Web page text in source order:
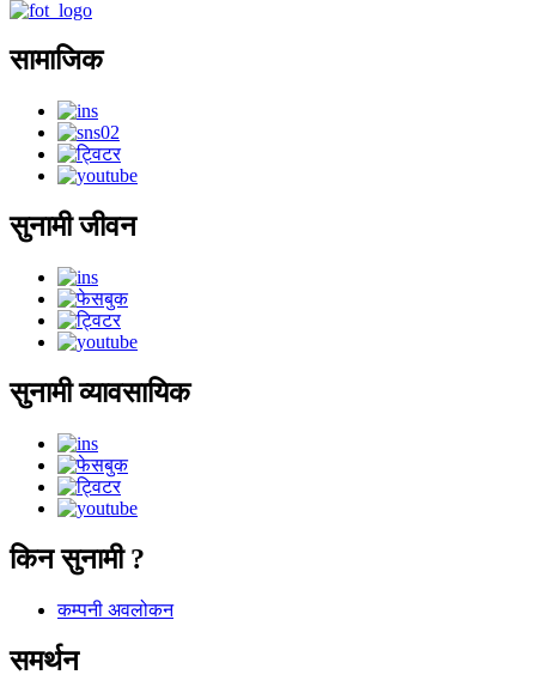
सामाजिक
सुनामी जीवन
सुनामी व्यावसायिक
किन सुनामी ?
कम्पनी अवलोकन
समर्थन